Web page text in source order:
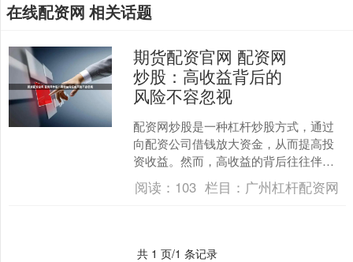
在线配资网 相关话题
期货配资官网 配资网
炒股：高收益背后的
风险不容忽视
配资网炒股是一种杠杆炒股方式，通过
向配资公司借钱放大资金，从而提高投
资收益。然而，高收益的背后往往伴随
着不容忽视的风险。 1. 了解股市配债的
基本概念：股市配债....
阅读： 103 栏目： 广州杠杆配资网
共 1 页/1 条记录